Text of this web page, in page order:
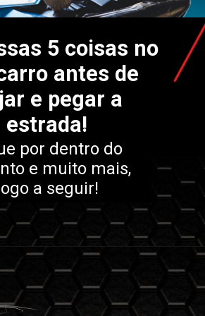
5 coisas no
antes de
e pegar a
estrada!
por dentro do
e muito mais,
logo a seguir!